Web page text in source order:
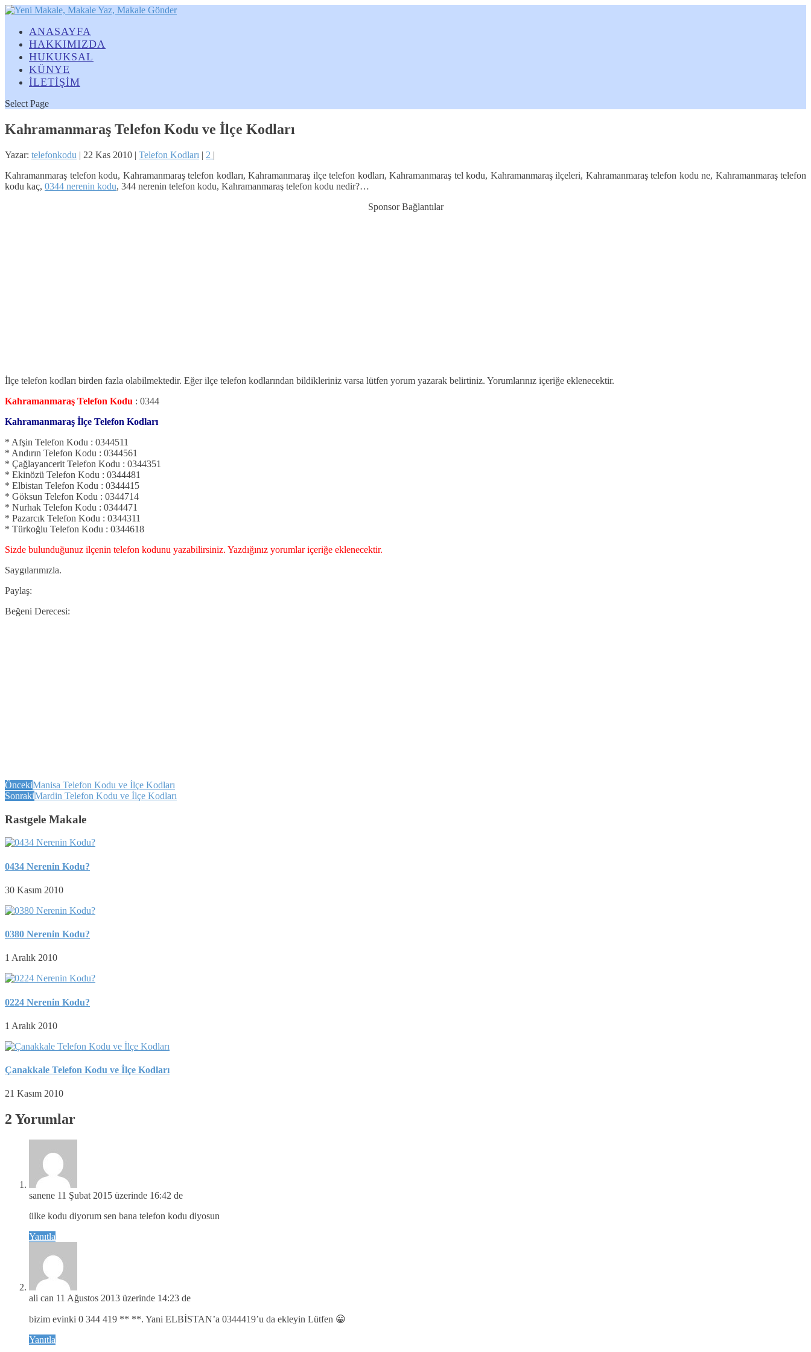
ANASAYFA
HAKKIMIZDA
HUKUKSAL
KÜNYE
İLETİŞİM
Select Page
Kahramanmaraş Telefon Kodu ve İlçe Kodları
Yazar: telefonkodu | 22 Kas 2010 | Telefon Kodları | 2 |
Kahramanmaraş telefon kodu, Kahramanmaraş telefon kodları, Kahramanmaraş ilçe telefon kodları, Kahramanmaraş tel kodu, Kahramanmaraş ilçeleri, Kahramanmaraş telefon kodu ne, Kahramanmaraş telefon
kodu kaç, 0344 nerenin kodu, 344 nerenin telefon kodu, Kahramanmaraş telefon kodu nedir?…
Sponsor Bağlantılar
İlçe telefon kodları birden fazla olabilmektedir. Eğer ilçe telefon kodlarından bildikleriniz varsa lütfen yorum yazarak belirtiniz. Yorumlarınız içeriğe eklenecektir.
Kahramanmaraş Telefon Kodu : 0344
Kahramanmaraş İlçe Telefon Kodları
* Afşin Telefon Kodu : 0344511
* Andırın Telefon Kodu : 0344561
* Çağlayancerit Telefon Kodu : 0344351
* Ekinözü Telefon Kodu : 0344481
* Elbistan Telefon Kodu : 0344415
* Göksun Telefon Kodu : 0344714
* Nurhak Telefon Kodu : 0344471
* Pazarcık Telefon Kodu : 0344311
* Türkoğlu Telefon Kodu : 0344618
Sizde bulunduğunuz ilçenin telefon kodunu yazabilirsiniz. Yazdığınız yorumlar içeriğe eklenecektir.
Saygılarımızla.
Paylaş:
Beğeni Derecesi:
ÖncekiManisa Telefon Kodu ve İlçe Kodları
SonrakiMardin Telefon Kodu ve İlçe Kodları
Rastgele Makale
0434 Nerenin Kodu?
30 Kasım 2010
0380 Nerenin Kodu?
1 Aralık 2010
0224 Nerenin Kodu?
1 Aralık 2010
Çanakkale Telefon Kodu ve İlçe Kodları
21 Kasım 2010
2 Yorumlar
sanene 11 Şubat 2015 üzerinde 16:42 de
ülke kodu diyorum sen bana telefon kodu diyosun
Yanıtla
ali can 11 Ağustos 2013 üzerinde 14:23 de
bizim evinki 0 344 419 ** **. Yani ELBİSTAN’a 0344419’u da ekleyin Lütfen 😀
Yanıtla